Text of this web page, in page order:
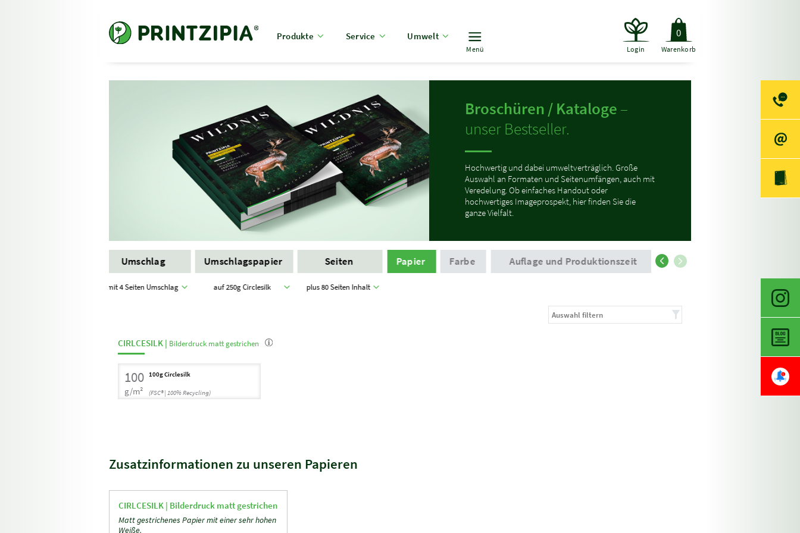
Produkte Service Umwelt
Menü Login Warenkorb
0
Broschüren / Kataloge –
unser Bestseller.
Hochwertig und dabei umweltverträglich. Große
Auswahl an Formaten und Seitenumfängen, auch mit
Veredelung. Ob einfaches Handout oder
hochwertiges Imageprospekt, hier finden Sie die
ganze Vielfalt.
Umschlag
mit 4 Seiten Umschlag
Umschlagspapier
auf 250g Circlesilk
Seiten
plus 80 Seiten Inhalt
Papier Farbe Auflage und Produktionszeit
CIRLCESILK | Bilderdruck matt gestrichen
100
g/m²
100g Circlesilk
(FSC® | 100% Recycling)
Zusatzinformationen zu unseren Papieren
CIRLCESILK | Bilderdruck matt gestrichen
Matt gestrichenes Papier mit einer sehr hohen
Weiße.